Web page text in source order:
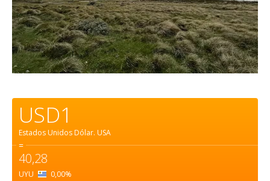
USD1
Estados Unidos Dólar. USA
=
40,28
UYU 0,00%